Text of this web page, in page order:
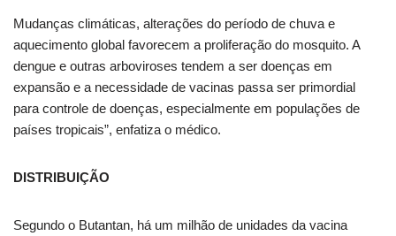
Mudanças climáticas, alterações do período de chuva e
aquecimento global favorecem a proliferação do mosquito. A
dengue e outras arboviroses tendem a ser doenças em
expansão e a necessidade de vacinas passa ser primordial
para controle de doenças, especialmente em populações de
países tropicais”, enfatiza o médico.
DISTRIBUIÇÃO
Segundo o Butantan, há um milhão de unidades da vacina